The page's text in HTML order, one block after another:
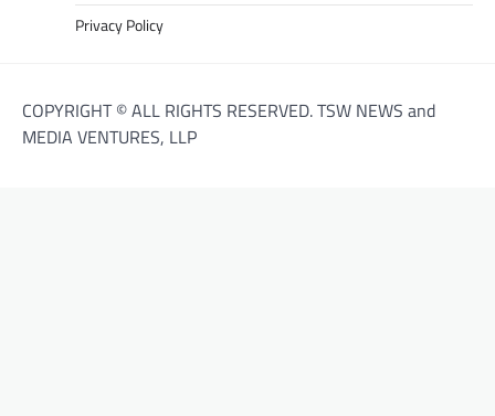
Privacy Policy
COPYRIGHT © ALL RIGHTS RESERVED. TSW NEWS and
MEDIA VENTURES, LLP